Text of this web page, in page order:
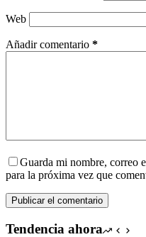
Web
Añadir comentario *
Guarda mi nombre, correo
para la próxima vez que
Publicar el comentario
Tendencia ahora